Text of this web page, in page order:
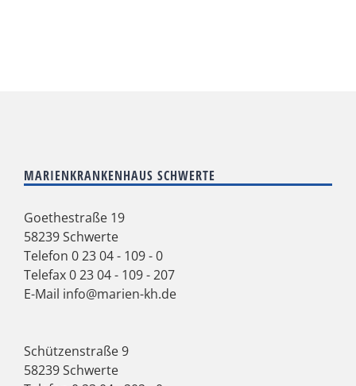
MARIENKRANKENHAUS SCHWERTE
Goethestraße 19
58239 Schwerte
Telefon 0 23 04 - 109 - 0
Telefax 0 23 04 - 109 - 207
E-Mail info@marien-kh.de
Schützenstraße 9
58239 Schwerte